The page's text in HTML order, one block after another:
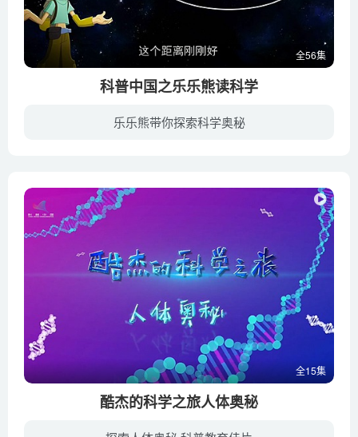
全56集
科普中国之乐乐熊读科学
乐乐熊带你探索科学奥秘
全15集
酷杰的科学之旅人体奥秘